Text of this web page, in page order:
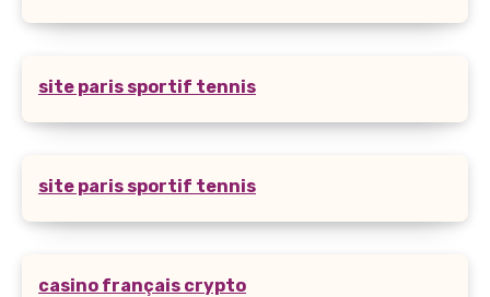
site paris sportif tennis
site paris sportif tennis
casino français crypto